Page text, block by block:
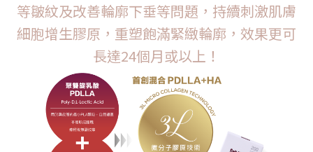
等皺紋及改善輪廓下垂等問題，持續刺激肌膚
細胞增生膠原，重塑飽滿緊緻輪廓，效果更可
長達24個月或以上！